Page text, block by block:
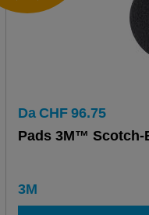
Da CHF 96.75
Pads 3M™
3M